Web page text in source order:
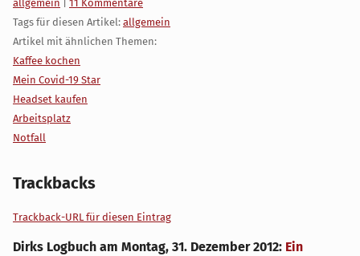
allgemein
11 Kommentare
Tags für diesen Artikel: allgemein
Artikel mit ähnlichen Themen:
Kaffee kochen
Mein Covid-19 Star
Headset kaufen
Arbeitsplatz
Notfall
Trackbacks
Trackback-URL für diesen Eintrag
Dirks Logbuch am Montag, 31. Dezember 2012: Ein